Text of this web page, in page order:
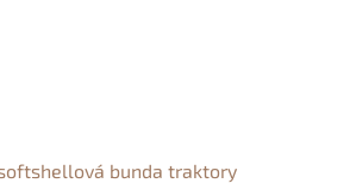
bunda traktory